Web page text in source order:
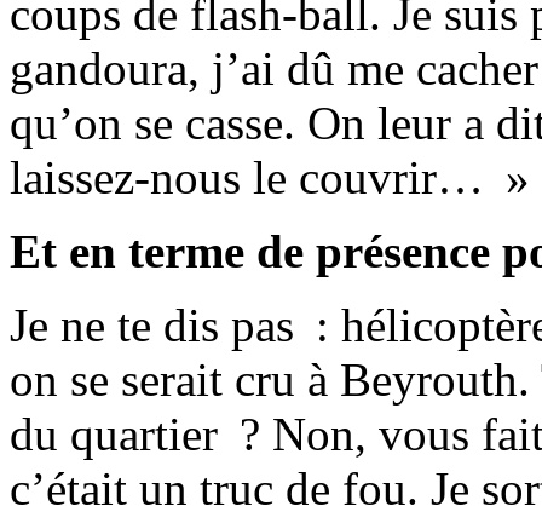
coups de flash-ball. Je suis
gandoura, j’ai dû me
qu’on se casse. On leur a
laissez-nous le couvrir… »
Et en terme de présence
Je ne te dis pas :
on se serait cru à
du quartier ? Non, vous
c’était un truc de fou. Je